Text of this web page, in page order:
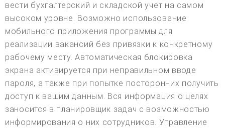
вести бухгалтерский и складской учет на самом
высоком уровне. Возможно использование
мобильного приложения программы для
реализации вакансий без привязки к конкретному
рабочему месту. Автоматическая блокировка
экрана активируется при неправильном вводе
пароля, а также при попытке посторонних получить
доступ к вашим данным. Вся информация о целях
заносится в планировщик задач с возможностью
информирования о них сотрудников. Управление